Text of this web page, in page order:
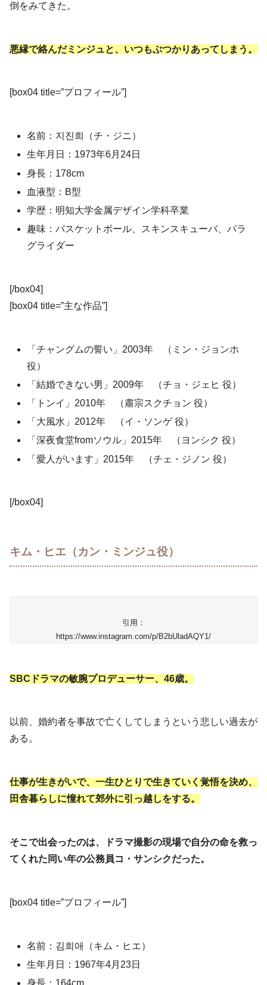
倒をみてきた。
悪縁で絡んだミンジュと、いつもぶつかりあってしまう。
[box04 title=”プロフィール”]
名前：지진희（チ・ジニ）
生年月日：1973年6月24日
身長：178cm
血液型：B型
学歴：明知大学金属デザイン学科卒業
趣味：バスケットボール、スキンスキューバ、パラ
グライダー
[/box04]
[box04 title=”主な作品”]
「チャングムの誓い」2003年 （ミン・ジョンホ
役）
「結婚できない男」2009年 （チョ・ジェヒ 役）
「トンイ」2010年 （肅宗スクチョン 役）
「大風水」2012年 （イ・ソンゲ 役）
「深夜食堂fromソウル」2015年 （ヨンシク 役）
「愛人がいます」2015年 （チェ・ジノン 役）
[/box04]
キム・ヒエ（カン・ミンジュ役）
引用：
https://www.instagram.com/p/B2bUladAQY1/
SBCドラマの敏腕プロデューサー、46歳。
以前、婚約者を事故で亡くしてしまうという悲しい過去が
ある。
仕事が生きがいで、一生ひとりで生きていく覚悟を決め、
田舎暮らしに憧れて郊外に引っ越しをする。
そこで出会ったのは、ドラマ撮影の現場で自分の命を救っ
てくれた同い年の公務員コ・サンシクだった。
[box04 title=”プロフィール”]
名前：김희애（キム・ヒエ）
生年月日：1967年4月23日
身長：164cm